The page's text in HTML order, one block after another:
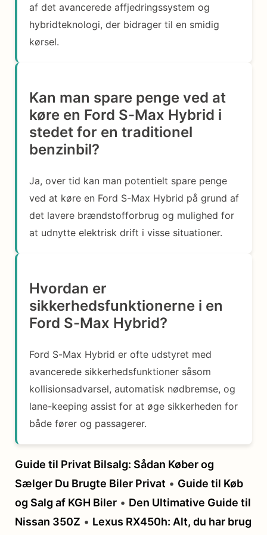
af det avancerede affjedringssystem og
hybridteknologi, der bidrager til en smidig
kørsel.
Kan man spare penge ved at
køre en Ford S-Max Hybrid i
stedet for en traditionel
benzinbil?
Ja, over tid kan man potentielt spare penge
ved at køre en Ford S-Max Hybrid på grund af
det lavere brændstofforbrug og mulighed for
at udnytte elektrisk drift i visse situationer.
Hvordan er
sikkerhedsfunktionerne i en
Ford S-Max Hybrid?
Ford S-Max Hybrid er ofte udstyret med
avancerede sikkerhedsfunktioner såsom
kollisionsadvarsel, automatisk nødbremse, og
lane-keeping assist for at øge sikkerheden for
både fører og passagerer.
Guide til Privat Bilsalg: Sådan Køber og
Sælger Du Brugte Biler Privat • Guide til Køb
og Salg af KGH Biler • Den Ultimative Guide til
Nissan 350Z • Lexus RX450h: Alt, du har brug